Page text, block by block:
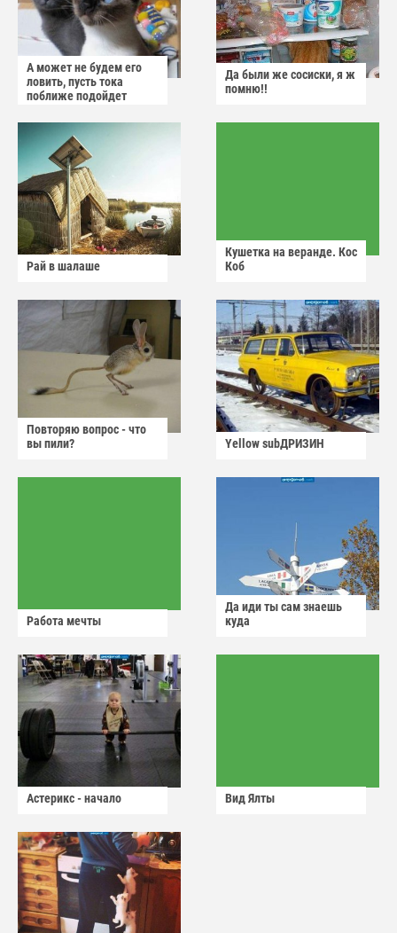
А может не будем его
ловить, пусть тока
поближе подойдет
Да были же сосиски, я ж
помню!!
Рай в шалаше
Кушетка на веранде. Кос
Коб
Повторяю вопрос - что
вы пили?
Yellow subДРИЗИН
Работа мечты
Да иди ты сам знаешь
куда
Астерикс - начало Вид Ялты